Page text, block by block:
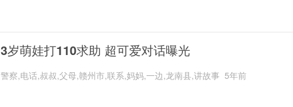
3岁萌娃打110求助 超可爱对话曝光
警察,电话,叔叔,父母,赣州市,联系,妈妈,一边,龙南县,讲故事 5年前